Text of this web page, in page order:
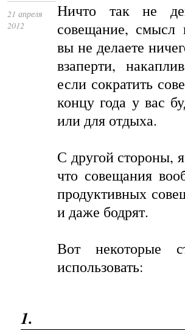
21 апреля
2012
Ничто так не
совещание, смысл
вы не делаете
взаперти,
если сократить
концу года у вас
или для отдыха.
С другой стороны,
что совещания
продуктивных
и даже бодрят.
Вот некоторые
использовать:
1.